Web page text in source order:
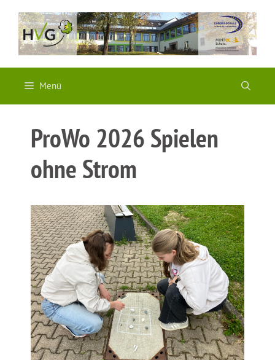
Inhalt
springen
Menü
ProWo 2026 Spielen
ohne Strom